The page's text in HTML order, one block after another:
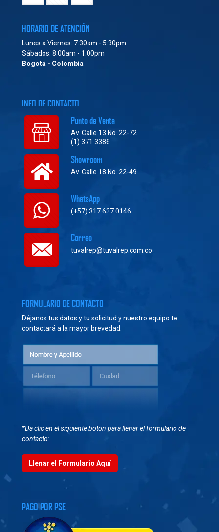
HORARIO DE ATENCIÓN
Lunes a Viernes: 7:30am - 5:30pm
Sábados: 8:00am - 1:00pm
Bogotá - Colombia
INFO DE CONTACTO
Punto de Venta
Av. Calle 13 No. 22-72
(1) 371 3386
Showroom
Av. Calle 18 No. 22-49
WhatsApp
(+57) 317 637 0146
Correo
tuvalrep@tuvalrep.com.co
FORMULARIO DE CONTACTO
Déjanos tus datos y tu solicitud y nuestro equipo te
contactará a la mayor brevedad.
*Da clic en el siguiente botón para llenar el formulario de
contacto:
Llenar el Formulario Aquí
PAGO POR PSE